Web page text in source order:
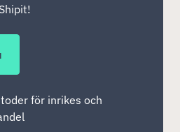
för inrikes och